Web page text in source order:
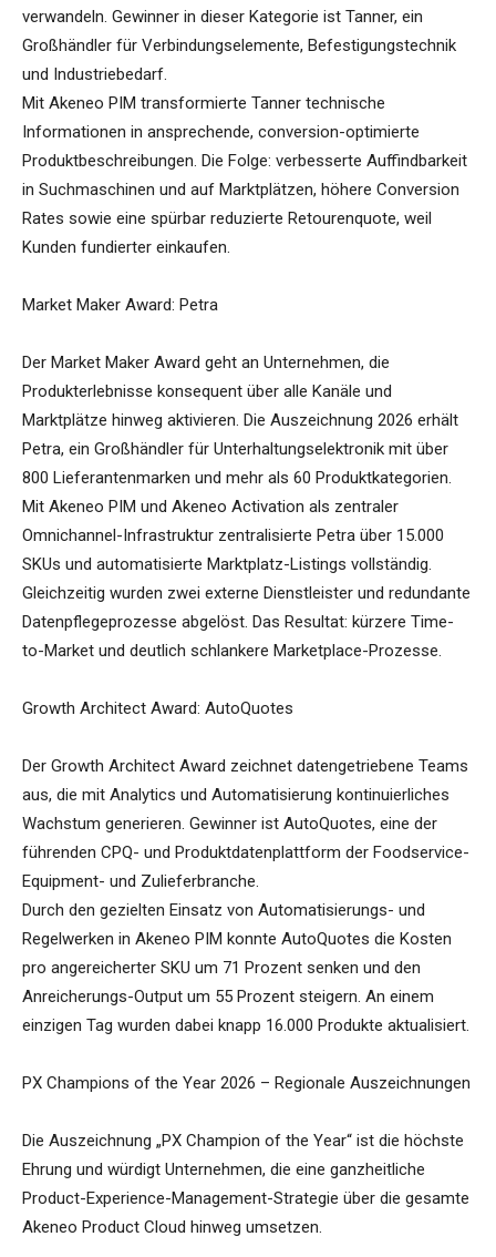
verwandeln. Gewinner in dieser Kategorie ist Tanner, ein
Großhändler für Verbindungselemente, Befestigungstechnik
und Industriebedarf.
Mit Akeneo PIM transformierte Tanner technische
Informationen in ansprechende, conversion-optimierte
Produktbeschreibungen. Die Folge: verbesserte Auffindbarkeit
in Suchmaschinen und auf Marktplätzen, höhere Conversion
Rates sowie eine spürbar reduzierte Retourenquote, weil
Kunden fundierter einkaufen.
Market Maker Award: Petra
Der Market Maker Award geht an Unternehmen, die
Produkterlebnisse konsequent über alle Kanäle und
Marktplätze hinweg aktivieren. Die Auszeichnung 2026 erhält
Petra, ein Großhändler für Unterhaltungselektronik mit über
800 Lieferantenmarken und mehr als 60 Produktkategorien.
Mit Akeneo PIM und Akeneo Activation als zentraler
Omnichannel-Infrastruktur zentralisierte Petra über 15.000
SKUs und automatisierte Marktplatz-Listings vollständig.
Gleichzeitig wurden zwei externe Dienstleister und redundante
Datenpflegeprozesse abgelöst. Das Resultat: kürzere Time-
to-Market und deutlich schlankere Marketplace-Prozesse.
Growth Architect Award: AutoQuotes
Der Growth Architect Award zeichnet datengetriebene Teams
aus, die mit Analytics und Automatisierung kontinuierliches
Wachstum generieren. Gewinner ist AutoQuotes, eine der
führenden CPQ- und Produktdatenplattform der Foodservice-
Equipment- und Zulieferbranche.
Durch den gezielten Einsatz von Automatisierungs- und
Regelwerken in Akeneo PIM konnte AutoQuotes die Kosten
pro angereicherter SKU um 71 Prozent senken und den
Anreicherungs-Output um 55 Prozent steigern. An einem
einzigen Tag wurden dabei knapp 16.000 Produkte aktualisiert.
PX Champions of the Year 2026 – Regionale Auszeichnungen
Die Auszeichnung „PX Champion of the Year“ ist die höchste
Ehrung und würdigt Unternehmen, die eine ganzheitliche
Product-Experience-Management-Strategie über die gesamte
Akeneo Product Cloud hinweg umsetzen.